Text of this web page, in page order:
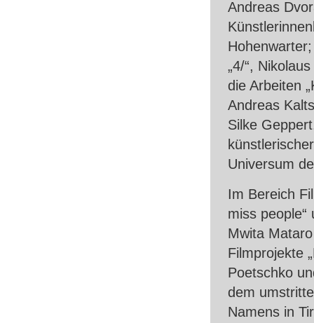
Andreas
„4/“,
die Arbeiten
Andreas
Silke
Universum
Im Bereich
miss people“
Mwita
Filmprojekte
Poetschko
dem
Namens in